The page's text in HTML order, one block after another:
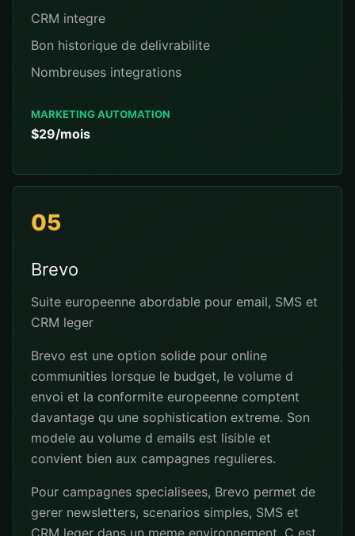
CRM integre
Bon historique de delivrabilite
Nombreuses integrations
MARKETING AUTOMATION
$29/mois
05
Brevo
Suite europeenne abordable pour email, SMS et
CRM leger
Brevo est une option solide pour online
communities lorsque le budget, le volume d
envoi et la conformite europeenne comptent
davantage qu une sophistication extreme. Son
modele au volume d emails est lisible et
convient bien aux campagnes regulieres.
Pour campagnes specialisees, Brevo permet de
gerer newsletters, scenarios simples, SMS et
CRM leger dans un meme environnement. C est